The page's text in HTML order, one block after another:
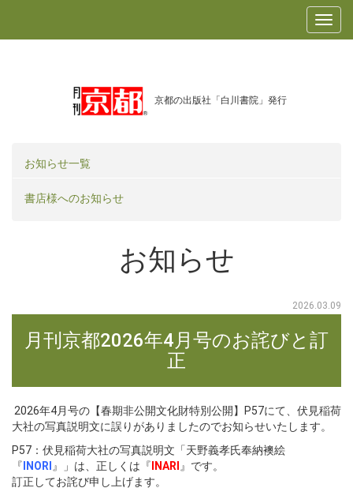
京都の出版社「白川書院」発行
お知らせ一覧
書店様へのお知らせ
お知らせ
2026.03.09
月刊京都2026年4月号のお詫びと訂
正
2026年4月号の【春期非公開文化財特別公開】P57にて、伏見稲荷
大社の写真説明文に誤りがありましたのでお知らせいたします。
P57：伏見稲荷大社の写真説明文「天野義孝氏奉納襖絵
『 INORI 』」は、正しくは『 INARI 』です。
訂正してお詫び申し上げます。